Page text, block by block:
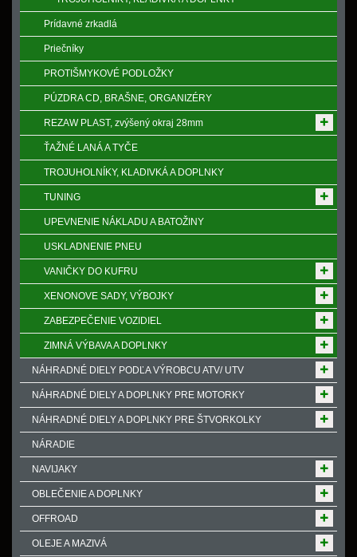
Prídavné zrkadlá
Priečníky
PROTIŠMYKOVÉ PODLOŽKY
PÚZDRA CD, BRAŠNE, ORGANIZÉRY
REZAW PLAST, zvýšený okraj 28mm
ŤAŽNÉ LANÁ A TYČE
TROJUHOLNÍKY, KLADIVKÁ A DOPLNKY
TUNING
UPEVNENIE NÁKLADU A BATOŽINY
USKLADNENIE PNEU
VANIČKY DO KUFRU
XENONOVE SADY, VÝBOJKY
ZABEZPEČENIE VOZIDIEL
ZIMNÁ VÝBAVA A DOPLNKY
NÁHRADNÉ DIELY PODĽA VÝROBCU ATV/ UTV
NÁHRADNÉ DIELY A DOPLNKY PRE MOTORKY
NÁHRADNÉ DIELY A DOPLNKY PRE ŠTVORKOLKY
NÁRADIE
NAVIJAKY
OBLEČENIE A DOPLNKY
OFFROAD
OLEJE A MAZIVÁ